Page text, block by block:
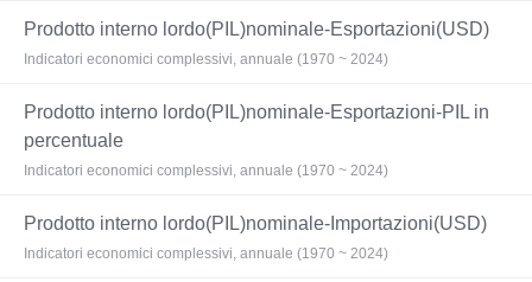
Prodotto interno lordo(PIL)nominale-Esportazioni(USD)
Indicatori economici complessivi, annuale (1970 ~ 2024)
Prodotto interno lordo(PIL)nominale-Esportazioni-PIL in
percentuale
Indicatori economici complessivi, annuale (1970 ~ 2024)
Prodotto interno lordo(PIL)nominale-Importazioni(USD)
Indicatori economici complessivi, annuale (1970 ~ 2024)